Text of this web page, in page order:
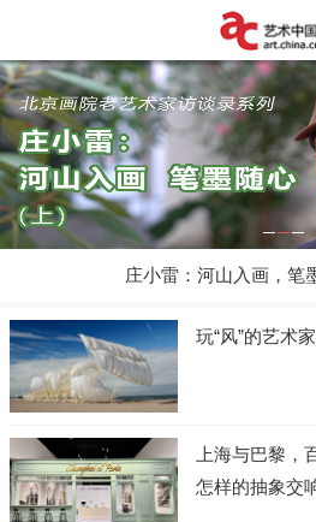
庄小雷：河山入画，笔
玩“风”的艺术家
上海与巴黎，
怎样的抽象交